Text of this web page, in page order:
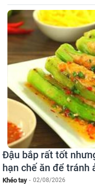
Đậu bắp rất tốt
hạn chế ăn để tránh
Khéo tay - 02/08/2026